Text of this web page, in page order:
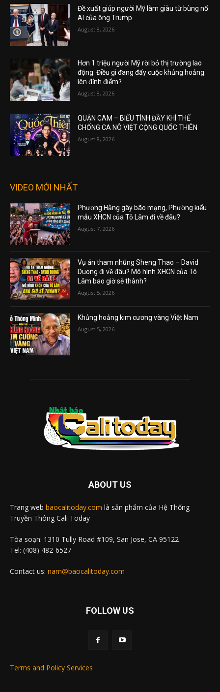
Đề xuất giúp người Mỹ làm giàu từ bùng nổ
AI của ông Trump
August 8, 2026
Hơn 1 triệu người Mỹ rời bỏ thị trường lao
động: Điều gì đang đẩy cuộc khủng hoảng
lên đỉnh điểm?
August 8, 2026
QUẬN CAM – BIỂU TÌNH ĐẦY KHÍ THẾ
CHỐNG CA NÔ VIỆT CỘNG QUỐC THIÊN
August 8, 2026
VIDEO MỚI NHẤT
Phương Hằng gây bão mạng, Phường kiểu
mẫu XHCN của Tô Lâm đi về đâu?
August 7, 2026
Vụ án tham nhũng Sheng Thao – David
Duong đi về đâu? Mô hình XHCN của Tô
Lâm bao giờ sẽ thành?
August 5, 2026
Khủng hoảng kim cương vàng Việt Nam
August 5, 2026
ABOUT US
Trang web baocalitoday.com là sản phẩm của Hệ Thống
Truyền Thông Cali Today
Tòa soạn: 1310 Tully Road #109, San Jose, CA 95122
Tel: (408) 482-6527
Contact us: nam@baocalitoday.com
FOLLOW US
Terms and Policy Services